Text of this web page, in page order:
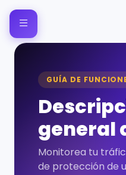
GUÍA DE
general
Monitorea tu
de protección de